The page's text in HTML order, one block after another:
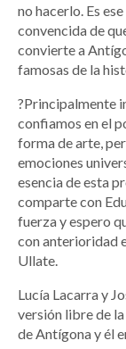
no hacerlo. Es
convencida de
convierte a
famosas de la
?Principalmente
confiamos en el
forma de arte,
emociones
esencia de esta
comparte con
fuerza y espero
con anterioridad
Ullate.
Lucía Lacarra y
versión libre de
de Antígona y él